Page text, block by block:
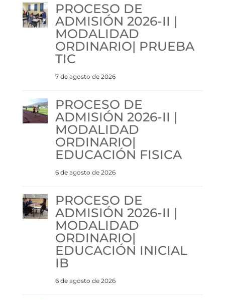
PROCESO DE
ADMISIÓN 2026-II |
MODALIDAD
ORDINARIO| PRUEBA
TIC
7 de agosto de 2026
PROCESO DE
ADMISIÓN 2026-II |
MODALIDAD
ORDINARIO|
EDUCACIÓN FISICA
6 de agosto de 2026
PROCESO DE
ADMISIÓN 2026-II |
MODALIDAD
ORDINARIO|
EDUCACIÓN INICIAL
IB
6 de agosto de 2026